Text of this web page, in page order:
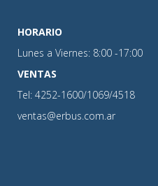
HORARIO
Lunes a Viernes: 8:00 -17:00
VENTAS
Tel: 4252-1600/1069/4518
ventas@erbus.com.ar